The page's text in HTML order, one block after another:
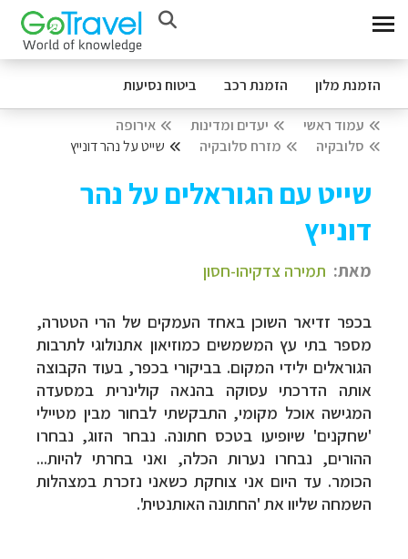
הזמנת מלון הזמנת רכב ביטוח נסיעות
עמוד ראשי יעדים ומדינות
אירופה
סלובקיה
מזרח סלובקיה שייט על נהר דונייץ
שייט עם הגוראלים על נהר
דונייץ
מאת: תמירה צדקיהו-חסון
בכפר זדיאר השוכן באחד העמקים של הרי הטטרה,
מספר בתי עץ המשמשים כמוזיאון אתנולוגי לתרבות
הגוראלים ילידי המקום. בביקורי בכפר, בעוד הקבוצה
אותה הדרכתי עסוקה בהנאה קולינרית במסעדה
המגישה אוכל מקומי, התבקשתי לבחור מבין מטיילי
'שחקנים' שיופיעו בטכס חתונה. נבחר הזוג, נבחרו
ההורים, נבחרו נערות הכלה, ואני בחרתי להיות...
הכומר. עד היום אני צוחקת כשאני נזכרת במצהלות
השמחה שליוו את 'החתונה האותנטית'.